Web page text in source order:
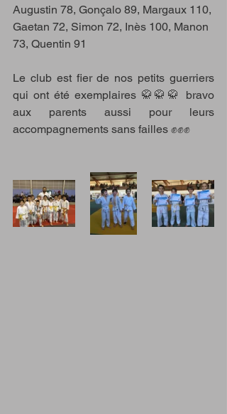
Augustin 78, Gonçalo 89, Margaux 110,
Gaetan 72, Simon 72, Inès 100, Manon
73, Quentin 91
Le club est fier de nos petits guerriers
qui ont été exemplaires 🥋🥋🥋 bravo
aux parents aussi pour leurs
accompagnements sans failles ✊✊✊